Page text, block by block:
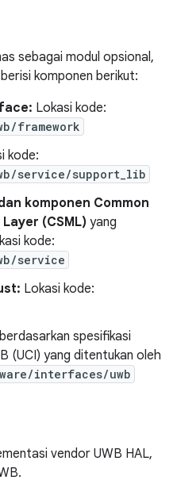
sebagai modul opsional,
komponen berikut:
Lokasi kode:
framework
kode:
service/support_lib
komponen Common
(CSML) yang
kode:
service
Lokasi kode:
berdasarkan spesifikasi
(UCI) yang ditentukan oleh
interfaces/uwb
vendor UWB HAL,